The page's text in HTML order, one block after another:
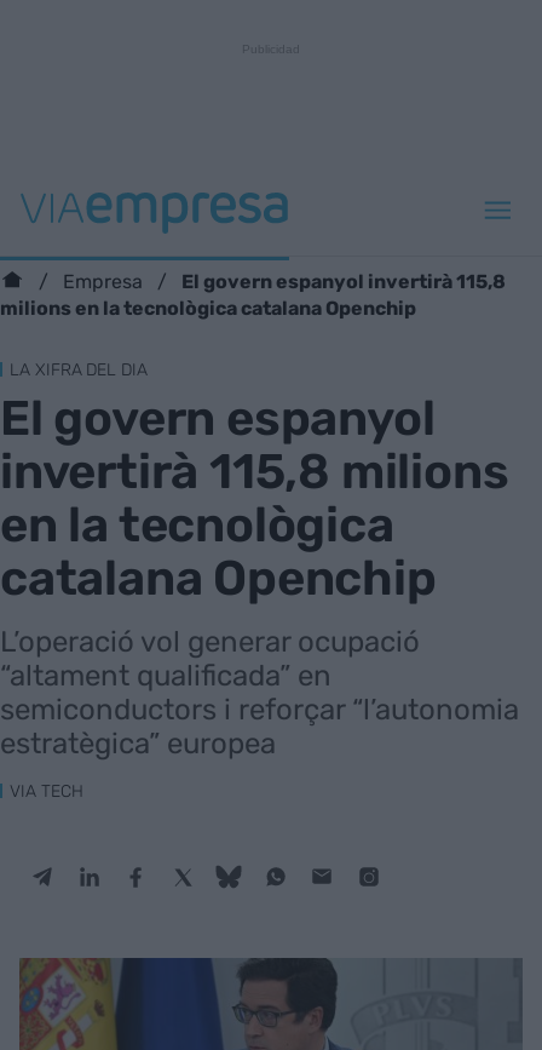
Empresa
El govern espanyol invertirà 115,8
milions en la tecnològica catalana Openchip
LA XIFRA DEL DIA
El govern espanyol
invertirà 115,8 milions
en la tecnològica
catalana Openchip
L’operació vol generar ocupació
“altament qualificada” en
semiconductors i reforçar “l’autonomia
estratègica” europea
VIA TECH